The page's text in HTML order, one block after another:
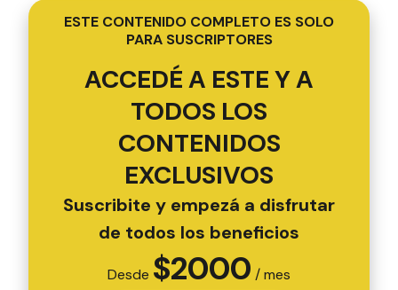
ESTE CONTENIDO COMPLETO ES SOLO
PARA SUSCRIPTORES
ACCEDÉ A ESTE Y A
TODOS LOS
CONTENIDOS
EXCLUSIVOS
Suscribite y empezá a disfrutar
de todos los beneficios
Desde $2000 / mes